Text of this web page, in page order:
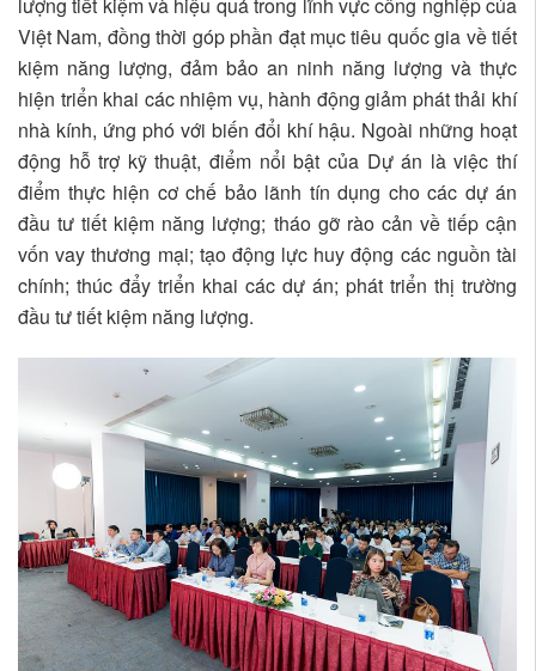
lượng tiết kiệm và hiệu quả trong lĩnh vực công nghiệp của
Việt Nam, đồng thời góp phần đạt mục tiêu quốc gia về tiết
kiệm năng lượng, đảm bảo an ninh năng lượng và thực
hiện triển khai các nhiệm vụ, hành động giảm phát thải khí
nhà kính, ứng phó với biến đổi khí hậu. Ngoài những hoạt
động hỗ trợ kỹ thuật, điểm nổi bật của Dự án là việc thí
điểm thực hiện cơ chế bảo lãnh tín dụng cho các dự án
đầu tư tiết kiệm năng lượng; tháo gỡ rào cản về tiếp cận
vốn vay thương mại; tạo động lực huy động các nguồn tài
chính; thúc đẩy triển khai các dự án; phát triển thị trường
đầu tư tiết kiệm năng lượng.